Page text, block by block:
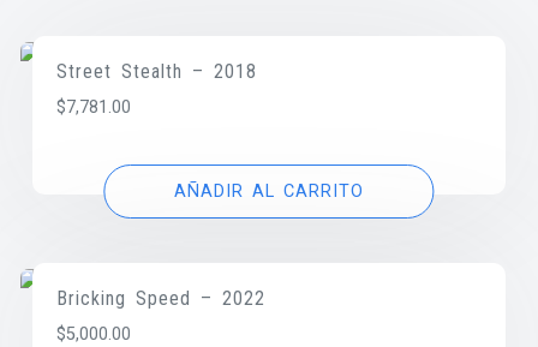
Street Stealth – 2018
$7,781.00
AÑADIR AL CARRITO
Bricking Speed – 2022
$5,000.00